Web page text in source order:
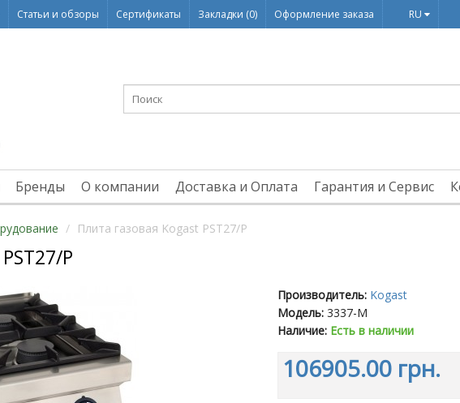
Статьи и обзоры Сертификаты Закладки (0) Оформление заказа RU
Бренды О компании Доставка и Оплата Гарантия и Сервис
Плита газовая Kogast PST27/P
P
Производитель: Kogast
Модель: 3337-M
Наличие: Есть в наличии
106905.00 грн.